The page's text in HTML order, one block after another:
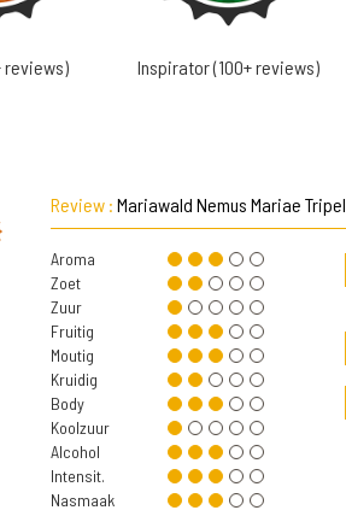
reviews) Inspirator (100+ reviews)
Review : Mariawald Nemus Mariae Tripel
Aroma
Zoet
Zuur
Fruitig
Moutig
Kruidig
Body
Koolzuur
Alcohol
Intensit.
Nasmaak